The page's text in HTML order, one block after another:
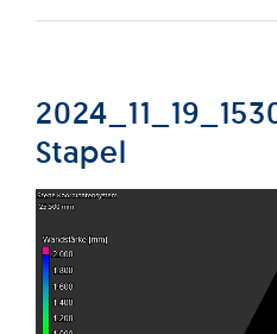
Produkte
Services
Über uns
Stapel
Video-
Player